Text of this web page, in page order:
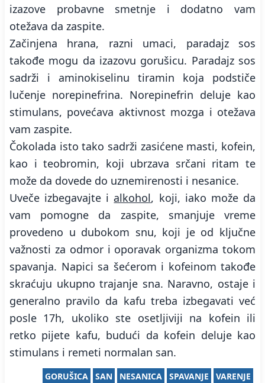
izazove probavne smetnje i dodatno vam
otežava da zaspite.
Začinjena hrana, razni umaci, paradajz sos
takođe mogu da izazovu gorušicu. Paradajz sos
sadrži i aminokiselinu tiramin koja podstiče
lučenje norepinefrina. Norepinefrin deluje kao
stimulans, povećava aktivnost mozga i otežava
vam zaspite.
Čokolada isto tako sadrži zasićene masti, kofein,
kao i teobromin, koji ubrzava srčani ritam te
može da dovede do uznemirenosti i nesanice.
Uveče izbegavajte ialkohol, koji, iako može da
vam pomogne da zaspite, smanjuje vreme
provedeno u dubokom snu, koji je od ključne
važnosti za odmor i oporavak organizma tokom
spavanja. Napici sa šećerom i kofeinom takođe
skraćuju ukupno trajanje sna. Naravno, ostaje i
generalno pravilo da kafu treba izbegavati već
posle 17h, ukoliko ste osetljiviji na kofein ili
retko pijete kafu, budući da kofein deluje kao
stimulans i remeti normalan san.
VARENJE
SPAVANJE
NESANICA
SAN
GORUŠICA